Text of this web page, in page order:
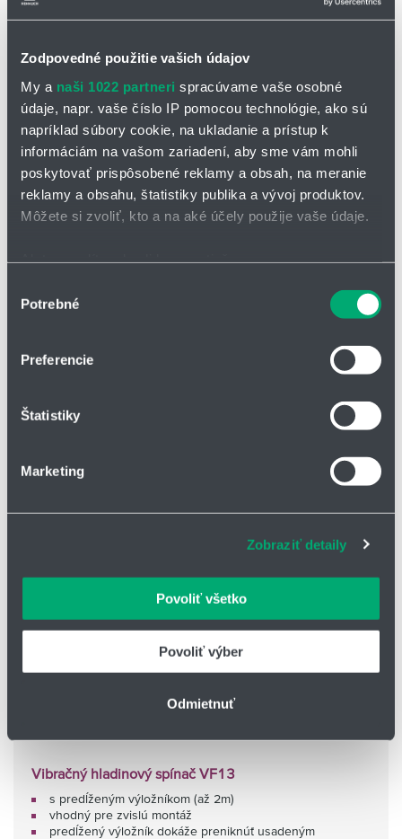
Zodpovedné použitie vašich údajov
My a naši 1022 partneri spracúvame vaše osobné
údaje, napr. vaše číslo IP pomocou technológie, ako sú
napríklad súbory cookie, na ukladanie a prístup k
informáciám na vašom zariadení, aby sme vám mohli
poskytovať prispôsobené reklamy a obsah, na meranie
reklamy a obsahu, štatistiky publika a vývoj produktov.
Môžete si zvoliť, kto a na aké účely použije vaše údaje.
polohe s presnosťou na niekoľko metrov
Viac informácií o tom, ako sa spracúvajú vaše osobné
môžete kedykoľvek zmeniť alebo odvolať cez Vyhlásenie
Na prispôsobenie obsahu a reklám, poskytovanie funkcií
webové stránky, poskytujeme aj našim partnerom v
keď ste používali ich služby.
súhlasu
Potrebné
Preferencie
Štatistiky
Marketing
Zobraziť detaily
Povoliť všetko
Povoliť výber
Odmietnuť
robustné prevedenie s malými zástavbovými rozmermi a
typické nasadenie ako stráženie min/max v silách
Vibračný hladinový spínač VF13
s predĺženým výložníkom (až 2m)
vhodný pre zvislú montáž
predĺžený výložník dokáže preniknúť usadeným